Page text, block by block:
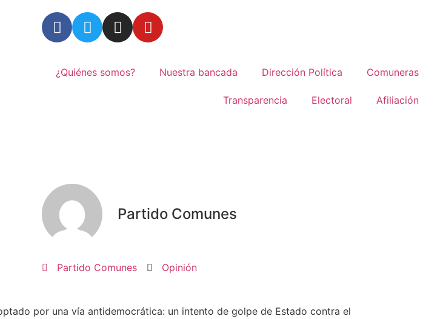
¿Quiénes somos? Nuestra bancada Dirección Política Comuneras
Transparencia Electoral Afiliación
Partido Comunes
Partido Comunes
Opinión
por una vía antidemocrática: un intento de golpe de Estado contra el